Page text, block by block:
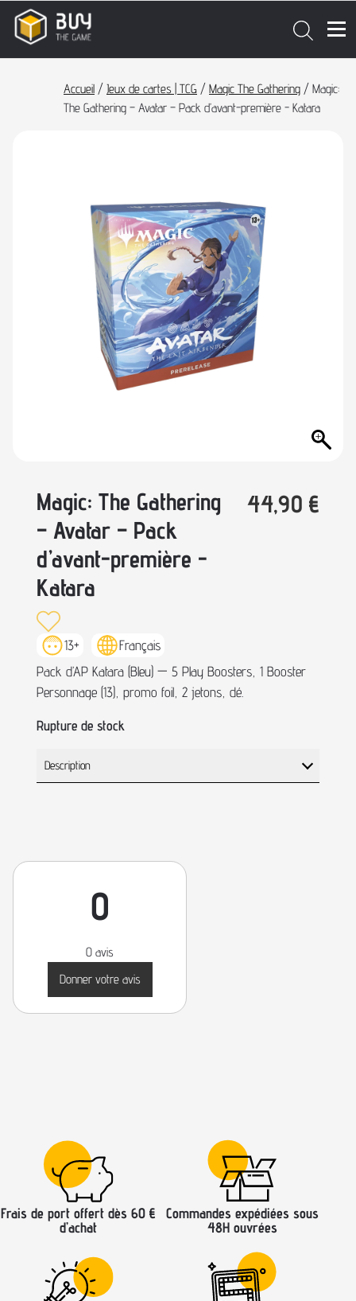
Accueil / Jeux de cartes | TCG / Magic The Gathering / Magic:
The Gathering – Avatar – Pack d’avant-première - Katara
Magic: The Gathering
– Avatar – Pack
d’avant-première -
Katara
44,90 €
13+
Français
Pack d’AP Katara (Bleu) — 5 Play Boosters, 1 Booster
Personnage (13), promo foil, 2 jetons, dé.
Rupture de stock
Description
0
0 avis
Donner votre avis
Frais de port offert dès 60 €
d’achat
Commandes expédiées sous
48H ouvrées